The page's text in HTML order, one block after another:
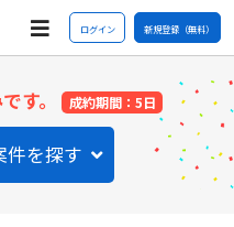
ログイン 新規登録（無料）
す。 成約期間：5日
件を探す